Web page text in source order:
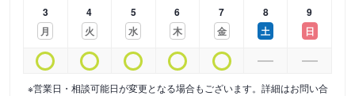
3
月
4
火
5
水
6
木
7
金
8
土
9
日
※営業日・相談可能日が変更となる場合もございます。詳細はお問い合